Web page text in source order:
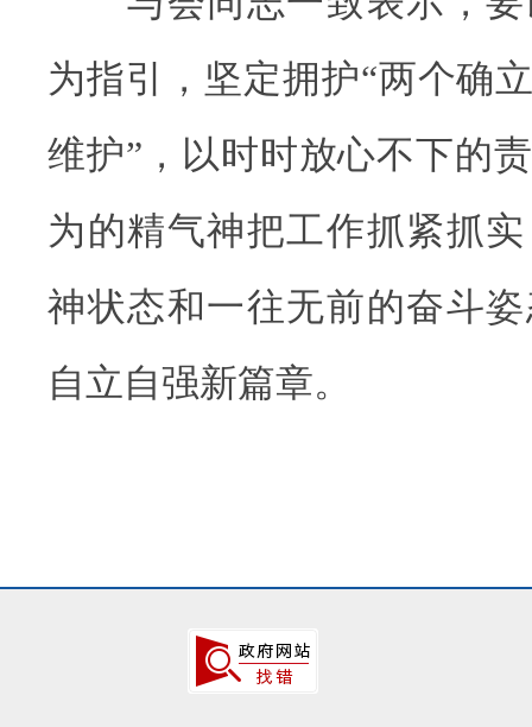
为指引，坚定拥护“两个确
维护”，以时时放心不下的
为的精气神把工作抓紧抓
神状态和一往无前的奋斗
自立自强新篇章。